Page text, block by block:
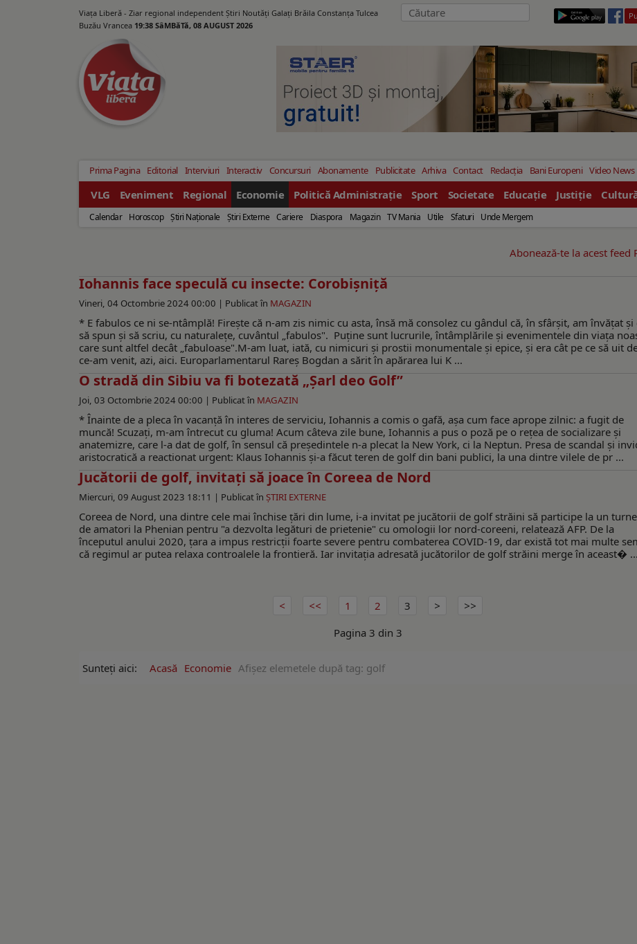
Viața Liberă - Ziar regional independent Știri Noutăți Galaţi Brăila Constanţa Tulcea
Buzău Vrancea 19:38 SâMBăTă, 08 AUGUST 2026
Prima Pagina Editorial Interviuri Interactiv Concursuri Abonamente Publicitate Arhiva Contact Redacția Bani Europeni Video News
VLG Eveniment Regional Economie Politică Administrație Sport Societate Educație Justiție
Calendar Horoscop Ştiri Naţionale Ştiri Externe Cariere Diaspora Magazin TV Mania Utile Sfaturi Unde Mergem
Abonează-te la acest feed
Iohannis face speculă cu insecte: Corobișniță
Vineri, 04 Octombrie 2024 00:00 | Publicat în MAGAZIN
* E fabulos ce ni se-ntâmplă! Firește că n-am zis nimic cu asta, însă mă consolez cu gândul că, în sfârșit, am învățat și
să spun și să scriu, cu naturalețe, cuvântul „fabulos". Puține sunt lucrurile, întâmplările și evenimentele din viața
care sunt altfel decât „fabuloase".M-am luat, iată, cu nimicuri și prostii monumentale și epice, și era cât pe ce să uit
ce-am venit, azi, aici. Europarlamentarul Rareș Bogdan a sărit în apărarea lui K ...
O stradă din Sibiu va fi botezată „Şarl deo Golf”
Joi, 03 Octombrie 2024 00:00 | Publicat în MAGAZIN
* Înainte de a pleca în vacanță în interes de serviciu, Iohannis a comis o gafă, așa cum face aprope zilnic: a fugit de
muncă! Scuzați, m-am întrecut cu gluma! Acum câteva zile bune, Iohannis a pus o poză pe o rețea de socializare și
anatemizre, care l-a dat de golf, în sensul că președintele n-a plecat la New York, ci la Neptun. Presa de scandal și
aristocratică a reactionat urgent: Klaus Iohannis și-a făcut teren de golf din bani publici, la una dintre vilele de pr ...
Jucătorii de golf, invitați să joace în Coreea de Nord
Miercuri, 09 August 2023 18:11 | Publicat în ŞTIRI EXTERNE
Coreea de Nord, una dintre cele mai închise ţări din lume, i-a invitat pe jucătorii de golf străini să participe la un
de amatori la Phenian pentru "a dezvolta legături de prietenie" cu omologii lor nord-coreeni, relatează AFP. De la
începutul anului 2020, ţara a impus restricţii foarte severe pentru combaterea COVID-19, dar există tot mai multe
că regimul ar putea relaxa controalele la frontieră. Iar invitaţia adresată jucătorilor de golf străini merge în aceast� ...
1 2
3
Pagina 3 din 3
Sunteți aici: Acasă Economie Afişez elemetele după tag: golf